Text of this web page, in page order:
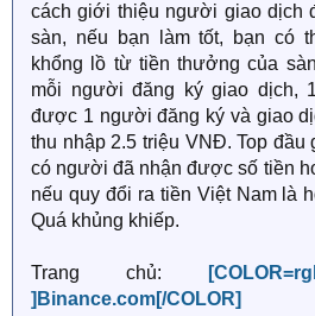
cách giới thiệu người giao dịch
sàn, nếu bạn làm tốt, bạn có
khổng lồ từ tiền thưởng của
mỗi người đăng ký giao dịch,
được 1 người đăng ký và giao
thu nhập 2.5 triệu VNĐ. Top đầu
có người đã nhận được số tiền
nếu quy đổi ra tiền Việt Nam là
Quá khủng khiếp.
Trang chủ:
]Binance.com[/COLOR]